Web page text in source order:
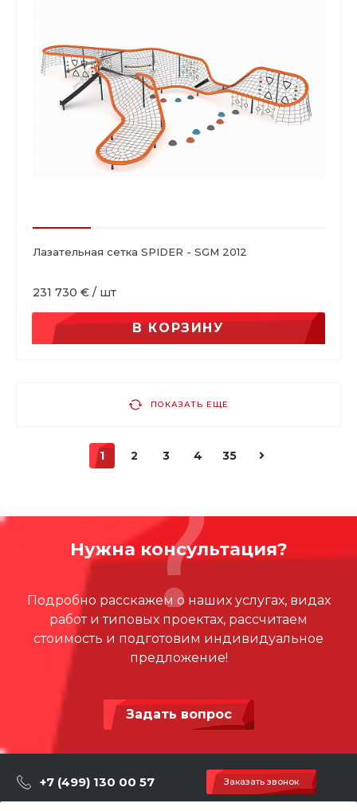
Лазательная сетка SPIDER - SGM 2012
231 730 € / шт
В КОРЗИНУ
ПОКАЗАТЬ ЕЩЕ
1 2 3 4 35
Нужна консультация?
Подробно расскажем о наших услугах, видах
работ и типовых проектах, рассчитаем
стоимость и подготовим индивидуальное
предложение!
Задать вопрос
+7 (499) 130 00 57 Заказать звонок